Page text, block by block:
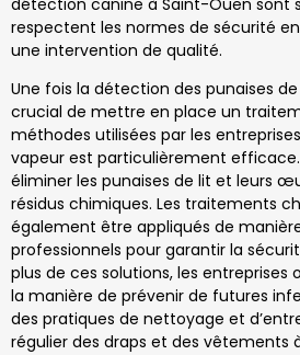
respectent les normes de sécurité
une intervention de qualité.
Une fois la détection des punaises
crucial de mettre en place un
méthodes utilisées par les
vapeur est particulièrement
éliminer les punaises de lit et leurs
résidus chimiques. Les traitements
également être appliqués de
professionnels pour garantir la
plus de ces solutions, les entreprises
la manière de prévenir de futures
des pratiques de nettoyage et
régulier des draps et des vêtements